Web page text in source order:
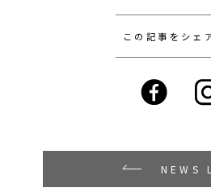
この記事をシェ
NEWS